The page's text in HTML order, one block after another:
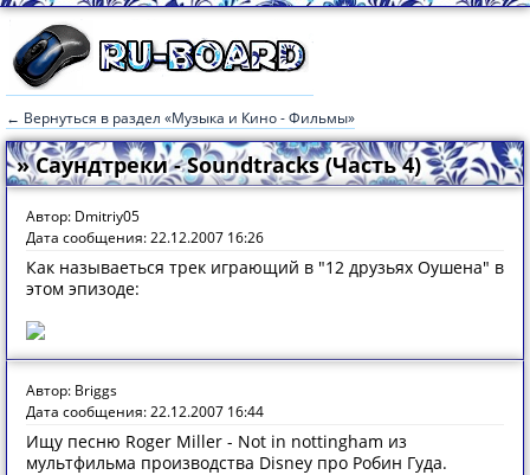
← Вернуться в раздел «Музыка и Кино - Фильмы»
» Саундтреки - Soundtracks (Часть 4)
Автор: Dmitriy05
Дата сообщения: 22.12.2007 16:26
Как называеться трек играющий в "12 друзьях Оушена" в
этом эпизоде:
Автор: Briggs
Дата сообщения: 22.12.2007 16:44
Ищу песню Roger Miller - Not in nottingham из
мультфильма производства Disney про Робин Гуда.